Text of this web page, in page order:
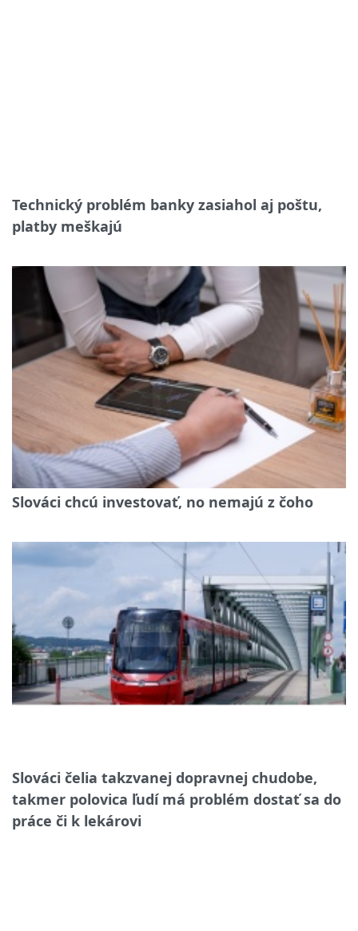
Technický problém banky zasiahol aj poštu,
platby meškajú
Slováci chcú investovať, no nemajú z čoho
Slováci čelia takzvanej dopravnej chudobe,
takmer polovica ľudí má problém dostať sa do
práce či k lekárovi